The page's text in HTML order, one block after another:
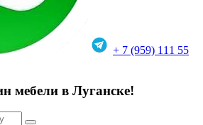
+ 7 (959) 111 55
мебели в Луганске!